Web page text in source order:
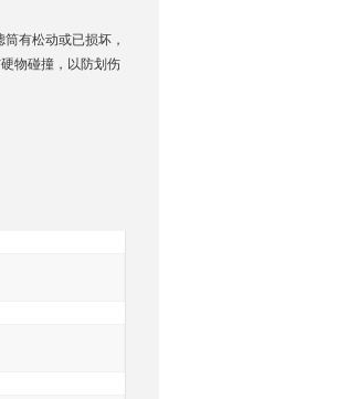
有松动或已损坏，
物碰撞，以防划伤